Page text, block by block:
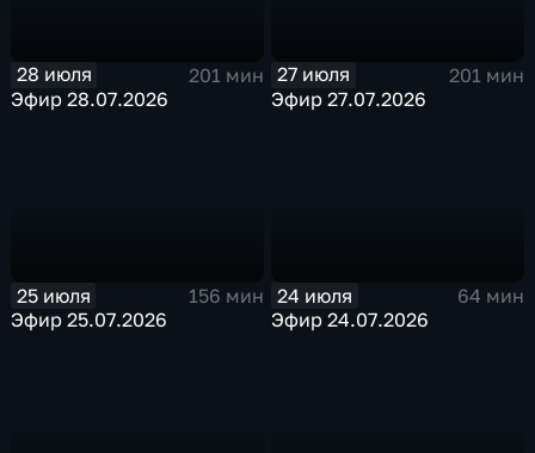
28 июля
201 мин
Эфир 28.07.2026
27 июля
201 мин
Эфир 27.07.2026
25 июля
156 мин
Эфир 25.07.2026
24 июля
64 мин
Эфир 24.07.2026